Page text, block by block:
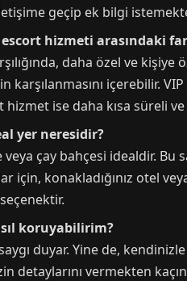
geçip ek bilgi
hizmeti arasındaki
daha özel ve
karşılanmasını içerebilir.
ise daha kısa süreli
yer neresidir?
çay bahçesi idealdir.
konakladığınız otel
koruyabilirim?
duyar. Yine de,
detaylarını vermekten